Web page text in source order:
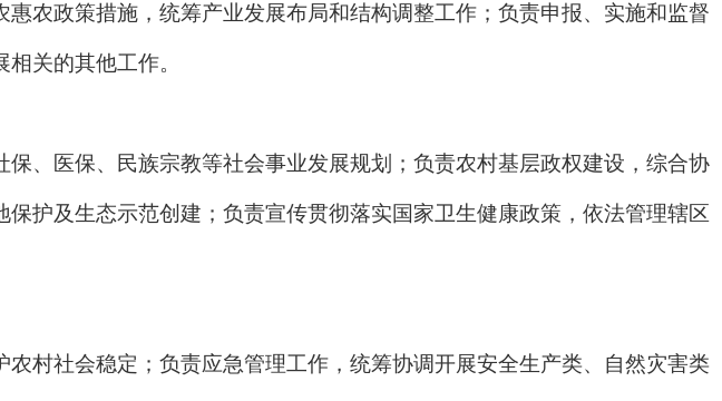
农政策措施，统筹产业发展布局和结构调整工作；负责申报、实施和监督
关的其他工作。
、医保、民族宗教等社会事业发展规划；负责农村基层政权建设，综合协
护及生态示范创建；负责宣传贯彻落实国家卫生健康政策，依法管理辖区
村社会稳定；负责应急管理工作，统筹协调开展安全生产类、自然灾害类